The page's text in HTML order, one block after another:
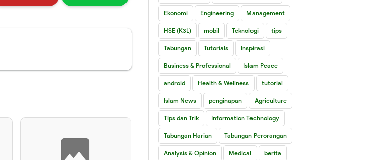
Ekonomi Engineering Management
HSE (K3L) mobil Teknologi tips
Tabungan Tutorials Inspirasi
Business & Professional Islam Peace
android Health & Wellness tutorial
Islam News penginapan Agriculture
Tips dan Trik Information Technology
Tabungan Harian Tabungan Perorangan
Analysis & Opinion Medical berita